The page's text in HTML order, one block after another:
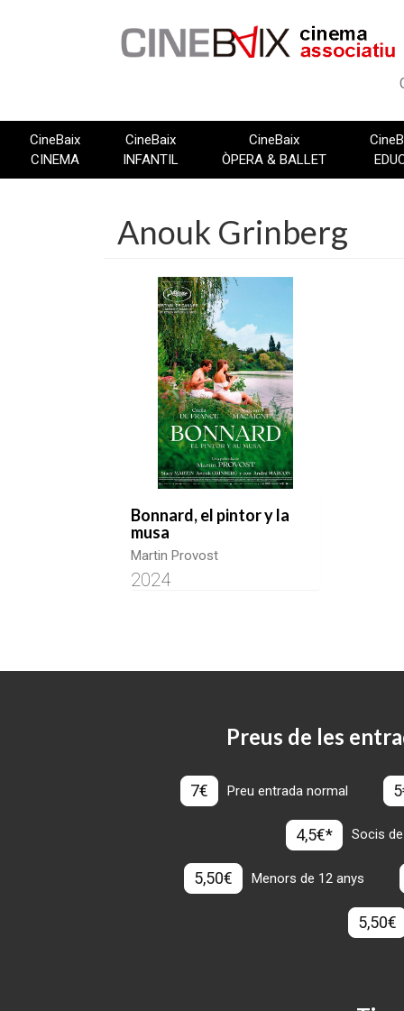
CineBaix
CINEMA
CineBaix
INFANTIL
CineBaix
ÒPERA & BALLET
Anouk Grinberg
Bonnard, el pintor y la
musa
Martin Provost
2024
Preus de les
7€ Preu entrada normal
4,5€* Socis
5,50€ Menors de 12 anys
5,50€